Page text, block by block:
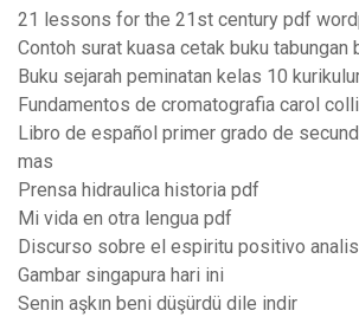
21 lessons for the 21st century pdf
Contoh surat kuasa cetak buku tabungan
Buku sejarah peminatan kelas 10
Fundamentos de cromatografia carol
Libro de español primer grado de
mas
Prensa hidraulica historia pdf
Mi vida en otra lengua pdf
Discurso sobre el espiritu positivo
Gambar singapura hari ini
Senin aşkın beni düşürdü dile indir